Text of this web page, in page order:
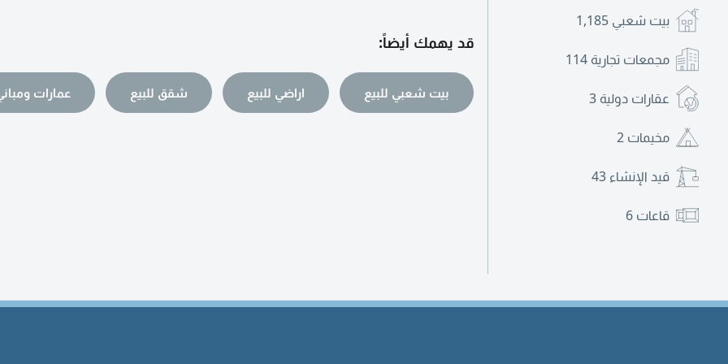
بيت شعبي 1,185
مجمعات تجارية 114
عقارات دولية 3
مخيمات 2
قيد الإنشاء 43
قاعات 6
قد يهمك أيضاً:
بيت شعبي للبيع اراضي للبيع شقق للبيع عمارات